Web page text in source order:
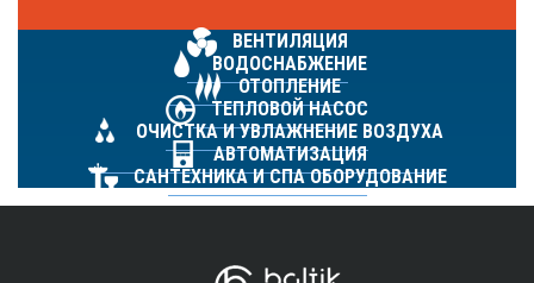
ВЕНТИЛЯЦИЯ
ВОДОСНАБЖЕНИЕ
ОТОПЛЕНИЕ
ТЕПЛОВОЙ НАСОС
ОЧИСТКА И УВЛАЖНЕНИЕ ВОЗДУХА
АВТОМАТИЗАЦИЯ
САНТЕХНИКА И СПА ОБОРУДОВАНИЕ